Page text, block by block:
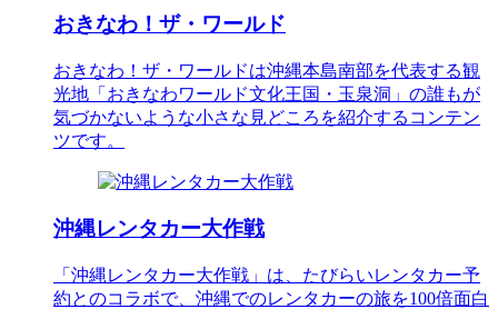
おきなわ！ザ・ワールド
おきなわ！ザ・ワールドは沖縄本島南部を代表する観
光地「おきなわワールド文化王国・玉泉洞」の誰もが
気づかないような小さな見どころを紹介するコンテン
ツです。
沖縄レンタカー大作戦
「沖縄レンタカー大作戦」は、たびらいレンタカー予
約とのコラボで、沖縄でのレンタカーの旅を100倍面白